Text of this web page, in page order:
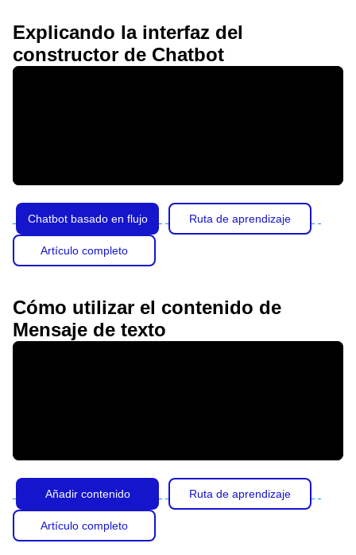
Explicando la interfaz del
constructor de Chatbot
Chatbot basado en flujo Ruta de aprendizaje
Artículo completo
Cómo utilizar el contenido de
Mensaje de texto
Añadir contenido Ruta de aprendizaje
Artículo completo